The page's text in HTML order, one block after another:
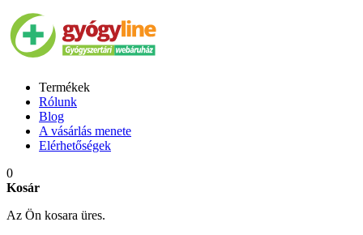
Termékek
Rólunk
Blog
A vásárlás menete
Elérhetőségek
0
Kosár
Az Ön kosara üres.